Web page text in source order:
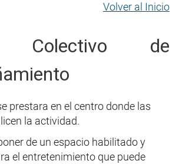
Volver al Inicio
Colectivo de
prestara en el centro donde las
la actividad.
de un espacio habilitado y
el entretenimiento que puede